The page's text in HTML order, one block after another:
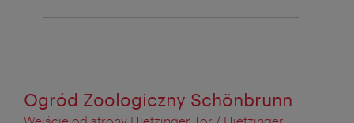
Ogród Zoologiczny Schönbrunn
Wejście od strony Hietzinger Tor / Hietzinger